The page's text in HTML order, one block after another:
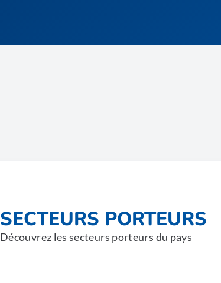
SECTEURS PORTEURS
Découvrez les secteurs porteurs du pays